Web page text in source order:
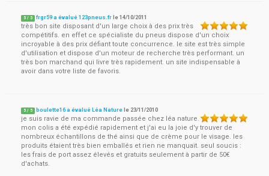
5 / 5 frgr59 a évalué 123pneus.fr le14/10/2011
très bon site disposant d'un large choix à des prix très
compétitifs. en effet ce spécialiste du pneus dispose d'un choix
incroyable à des prix défiant toute concurrence. le site est très simple
d'utilisation et dispose d'un moteur de recherche très performant. un
très bon marchand qui livre très rapidement. un site indispensable à
avoir dans votre liste de favoris.
5 / 5 boulette16 a évalué Léa Nature le 23/11/2010
je suis ravie de ma commande passée chez léa nature.
mon colis a été expédié rapidement et j'ai eu la joie d'y trouver de
nombreux échantillons de thé ainsi que de crème pour le visage. les
produits étaient très bien emballés et rien ne manquait. seul soucis :
les frais de port assez élevés et gratuits seulement à partir de 50€
d'achats.